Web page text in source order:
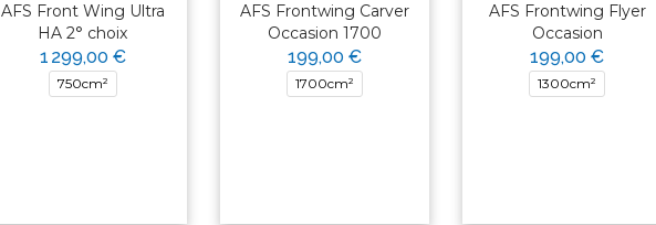
AFS Front Wing Ultra
HA 2° choix
1 299,00 €
750cm²
AFS Frontwing Carver
Occasion 1700
199,00 €
1700cm²
AFS Frontwing Flyer
Occasion
199,00 €
1300cm²